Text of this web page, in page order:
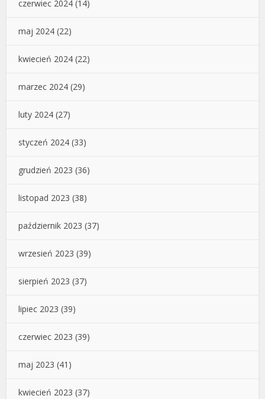
czerwiec 2024 (14)
maj 2024 (22)
kwiecień 2024 (22)
marzec 2024 (29)
luty 2024 (27)
styczeń 2024 (33)
grudzień 2023 (36)
listopad 2023 (38)
październik 2023 (37)
wrzesień 2023 (39)
sierpień 2023 (37)
lipiec 2023 (39)
czerwiec 2023 (39)
maj 2023 (41)
kwiecień 2023 (37)